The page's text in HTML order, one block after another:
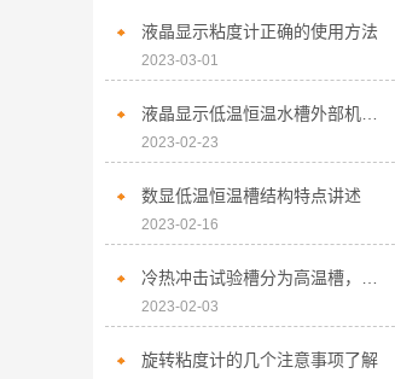
液晶显示粘度计正确的使用方法
2023-03-01
2023-02-23
数显低温恒温槽结构特点讲述
2023-02-16
2023-02-03
旋转粘度计的几个注意事项了解